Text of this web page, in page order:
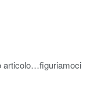
articolo…figuriamoci